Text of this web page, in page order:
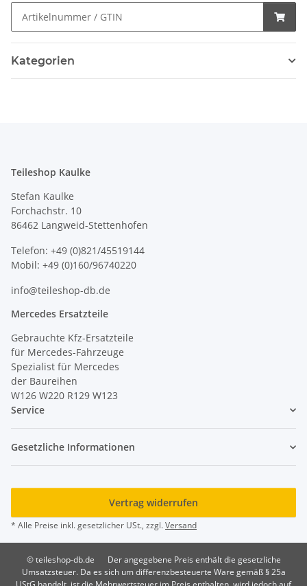
Kategorien
Teileshop Kaulke
Stefan Kaulke
Forchachstr. 10
86462 Langweid-Stettenhofen
Telefon: +49 (0)821/45519144
Mobil: +49 (0)160/96740220
info@teileshop-db.de
Mercedes Ersatzteile
Gebrauchte Kfz-Ersatzteile
für Mercedes-Fahrzeuge
Spezialist für Mercedes
der Baureihen
W126 W220 R129 W123
Service
Gesetzliche Informationen
Vertrag widerrufen
* Alle Preise inkl. gesetzlicher USt., zzgl.Versand
© teileshop-db.de
Der angegebene Preis enthält die gesetzliche
Umsatzsteuer. Da es sich um differenzbesteuerte Ware gemäß § 25a